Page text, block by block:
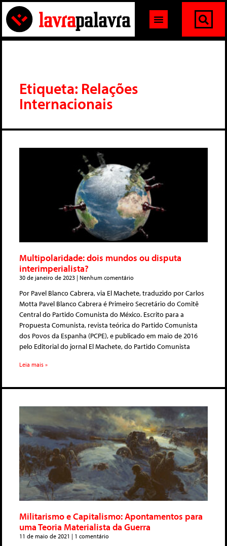
Etiqueta: Relações
Internacionais
Multipolaridade: dois mundos ou disputa
interimperialista?
30 de janeiro de 2023 Nenhum comentário
Por Pavel Blanco Cabrera, via El Machete, traduzido por Carlos
Motta Pavel Blanco Cabrera é Primeiro Secretário do Comitê
Central do Partido Comunista do México. Escrito para a
Propuesta Comunista, revista teórica do Partido Comunista
dos Povos da Espanha (PCPE), e publicado em maio de 2016
pelo Editorial do jornal El Machete, do Partido Comunista
Leia mais »
Militarismo e Capitalismo: Apontamentos para
uma Teoria Materialista da Guerra
11 de maio de 2021 1 comentário